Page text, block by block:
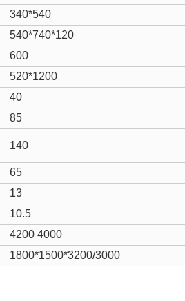
340*540
540*740*120
600
520*1200
40
85
140
65
13
10.5
4200 4000
1800*1500*3200/3000